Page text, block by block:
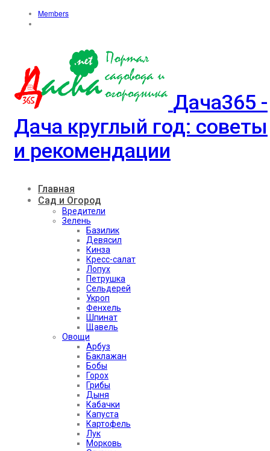
Members
Дача365 -
Дача круглый год: советы
и рекомендации
Главная
Сад и Огород
Вредители
Зелень
Базилик
Девясил
Кинза
Кресс-салат
Лопух
Петрушка
Сельдерей
Укроп
Фенхель
Шпинат
Щавель
Овощи
Арбуз
Баклажан
Бобы
Горох
Грибы
Дыня
Кабачки
Капуста
Картофель
Лук
Морковь